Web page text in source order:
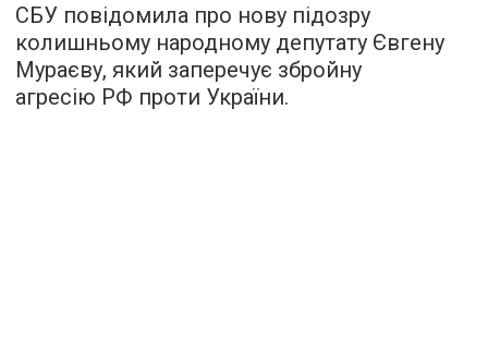
СБУ повідомила про нову підозру
колишньому народному депутату Євгену
Мураєву, який заперечує збройну
агресію РФ проти України.